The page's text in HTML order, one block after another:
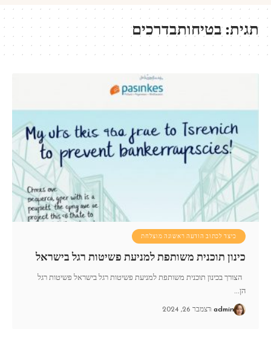
תגית:בטיחותבדרכים
כיצד לכתוב הודעה ראשונה מוצלחת
כינון תוכנית משותפת למניעת פשיטות רגל בישראל
הצורך בכינון תוכנית משותפת למניעת פשיטות רגל בישראל פשיטות רגל
הן…
admin דצמבר 26, 2024